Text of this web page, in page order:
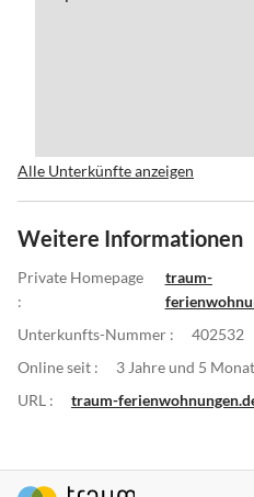
Alle Unterkünfte anzeigen
Weitere Informationen
Private Homepage
:
traum-
Unterkunfts-Nummer :
402532
Online seit :
3 Jahre und 5
URL :
traum-